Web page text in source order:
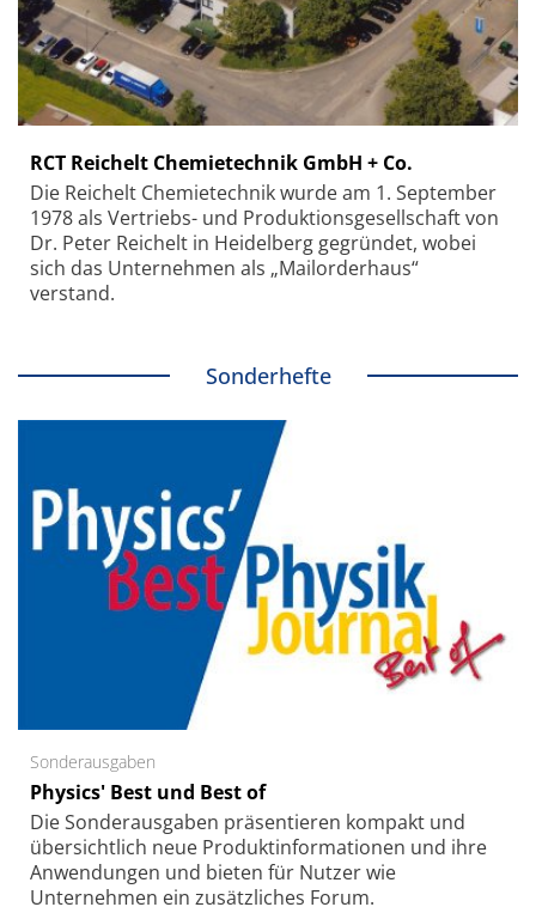
RCT Reichelt Chemietechnik GmbH + Co.
Die Reichelt Chemietechnik wurde am 1. September
1978 als Vertriebs- und Produktionsgesellschaft von
Dr. Peter Reichelt in Heidelberg gegründet, wobei
sich das Unternehmen als „Mailorderhaus“
verstand.
Sonderhefte
Sonderausgaben
Physics' Best und Best of
Die Sonder­ausgaben präsentieren kompakt und
übersichtlich neue Produkt­informationen und ihre
Anwendungen und bieten für Nutzer wie
Unternehmen ein zusätzliches Forum.